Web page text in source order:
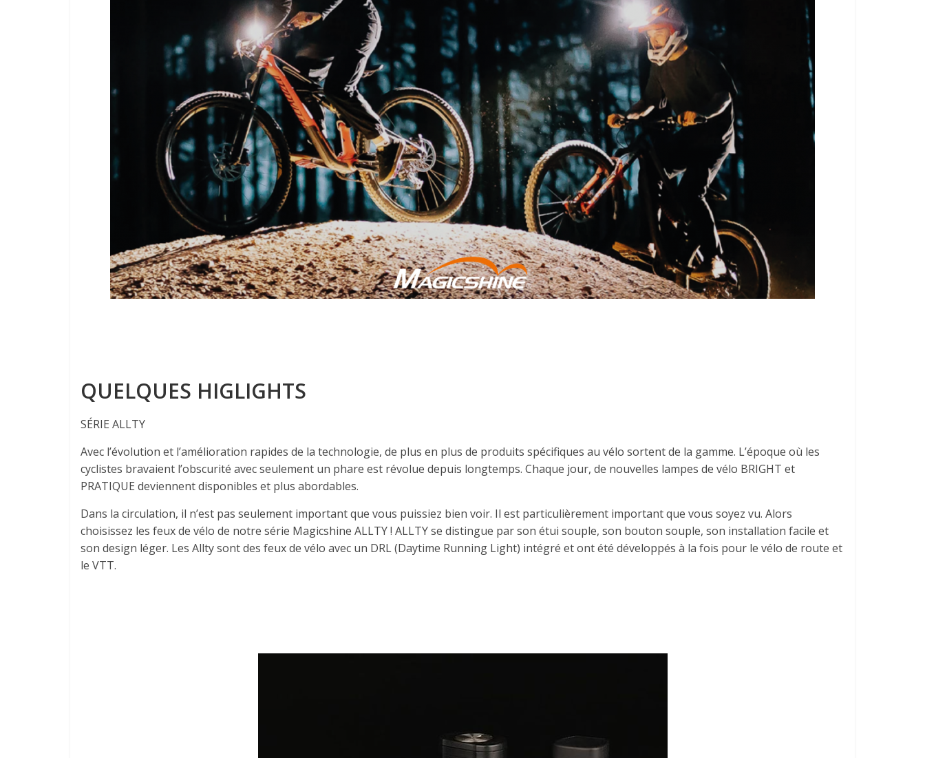
QUELQUES HIGLIGHTS
SÉRIE ALLTY
Avec l’évolution et l’amélioration rapides de la technologie, de plus en plus de produits spécifiques au vélo sortent de la gamme. L’époque où les
cyclistes bravaient l’obscurité avec seulement un phare est révolue depuis longtemps. Chaque jour, de nouvelles lampes de vélo BRIGHT et
PRATIQUE deviennent disponibles et plus abordables.
Dans la circulation, il n’est pas seulement important que vous puissiez bien voir. Il est particulièrement important que vous soyez vu. Alors
choisissez les feux de vélo de notre série Magicshine ALLTY ! ALLTY se distingue par son étui souple, son bouton souple, son installation facile et
son design léger. Les Allty sont des feux de vélo avec un DRL (Daytime Running Light) intégré et ont été développés à la fois pour le vélo de route et
le VTT.